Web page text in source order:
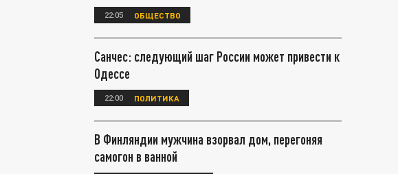
22:05 ОБЩЕСТВО
Санчес: следующий шаг России может привести к
Одессе
22:00 ПОЛИТИКА
В Финляндии мужчина взорвал дом, перегоняя
самогон в ванной